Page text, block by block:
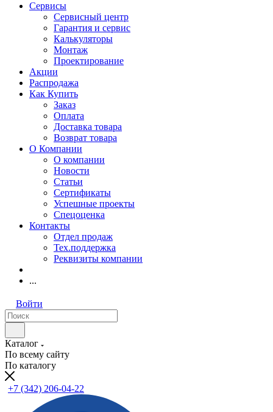
Сервисы
Сервисный центр
Гарантия и сервис
Калькуляторы
Монтаж
Проектирование
Акции
Распродажа
Как Купить
Заказ
Оплата
Доставка товара
Возврат товара
О Компании
О компании
Новости
Статьи
Сертификаты
Успешные проекты
Спецоценка
Контакты
Отдел продаж
Тех.поддержка
Реквизиты компании
...
Войти
Каталог
По всему сайту
По каталогу
+7 (342) 206-04-22